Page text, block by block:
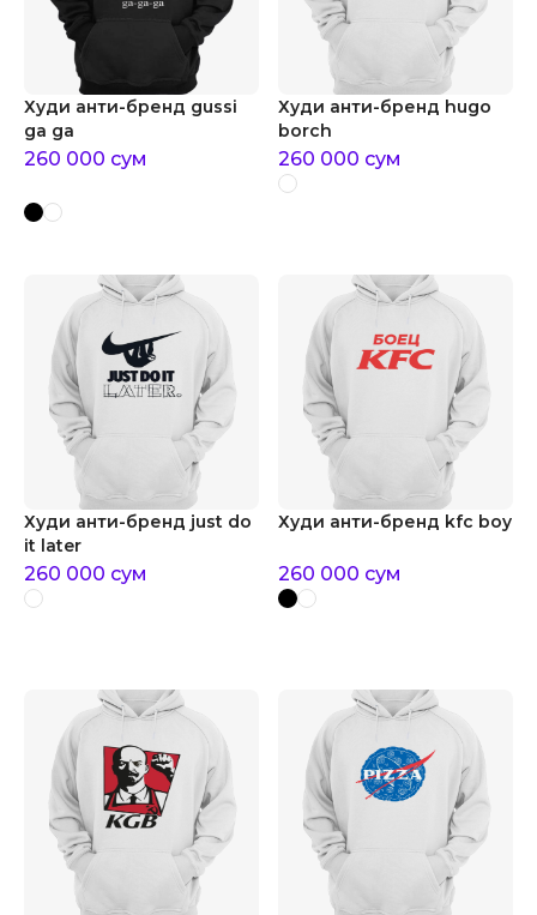
Худи анти-бренд gussi
ga ga
260 000 сум
Худи анти-бренд hugo
borch
260 000 сум
Худи анти-бренд just do
it later
260 000 сум
Худи анти-бренд kfc boy
260 000 сум